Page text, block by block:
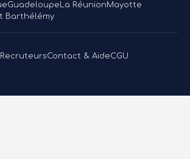
Guadeloupe La RéunionMayotte
Barthélémy
Contact & AideCGU